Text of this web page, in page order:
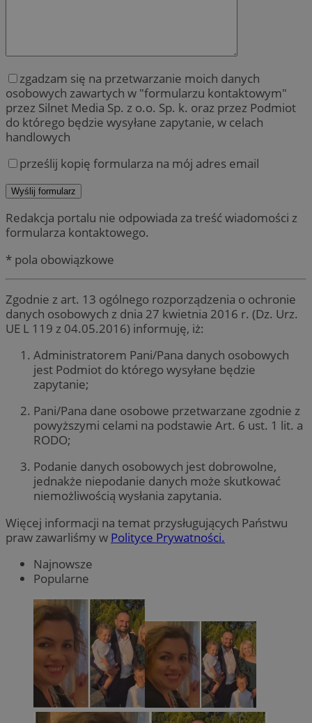
zgadzam się na przetwarzanie moich danych
osobowych zawartych w "formularzu kontaktowym"
przez Silnet Media Sp. z o.o. Sp. k. oraz przez Podmiot
do którego będzie wysyłane zapytanie, w celach
handlowych
prześlij kopię formularza na mój adres email
Redakcja portalu nie odpowiada za treść wiadomości z
formularza kontaktowego.
* pola obowiązkowe
Zgodnie z art. 13 ogólnego rozporządzenia o ochronie
danych osobowych z dnia 27 kwietnia 2016 r. (Dz. Urz.
UE L 119 z 04.05.2016) informuję, iż:
Administratorem Pani/Pana danych osobowych
jest Podmiot do którego wysyłane będzie
zapytanie;
Pani/Pana dane osobowe przetwarzane zgodnie z
powyższymi celami na podstawie Art. 6 ust. 1 lit. a
RODO;
Podanie danych osobowych jest dobrowolne,
jednakże niepodanie danych może skutkować
niemożliwością wysłania zapytania.
Więcej informacji na temat przysługujących Państwu
praw zawarliśmy w Polityce Prywatności.
Najnowsze
Popularne